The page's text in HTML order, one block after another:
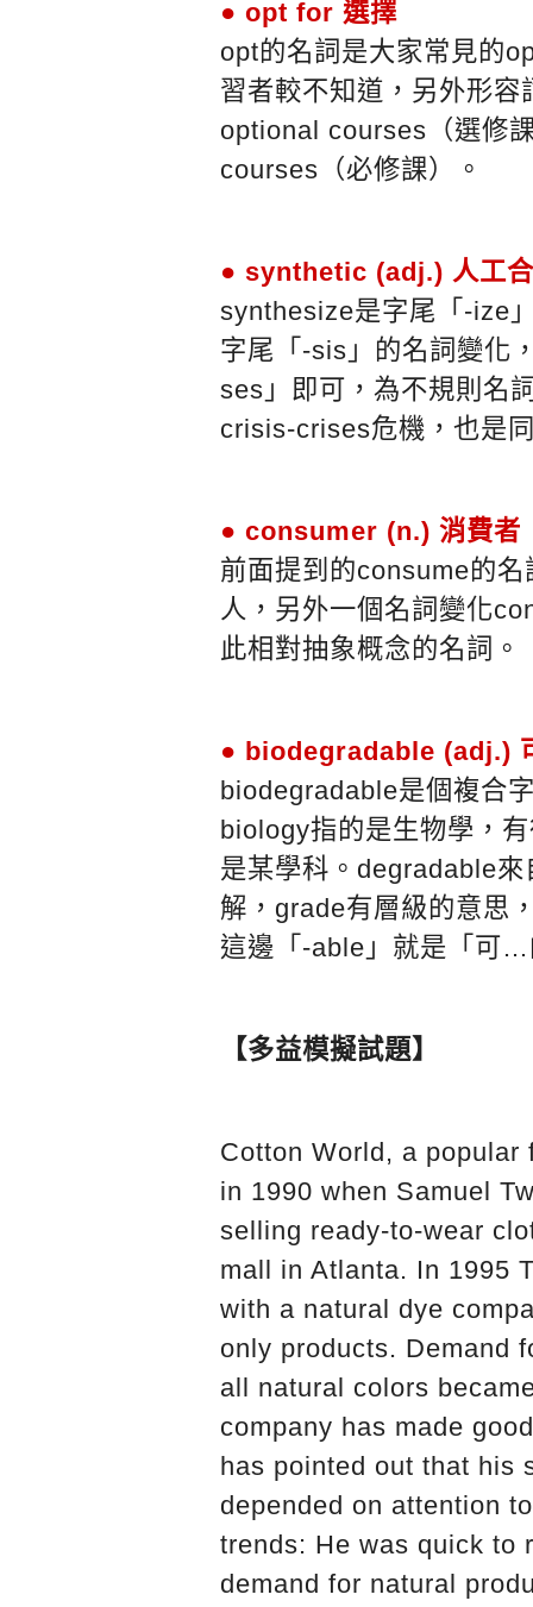
● opt for 選擇
opt的名詞是大家常見的
習者較不知道，另外形
optional courses（選修
courses（必修課）。
● synthetic (adj.) 人工
synthesize是字尾「-ize
字尾「-sis」的名詞變化
ses」即可，為不規則名
crisis-crises危機，也是
● consumer (n.) 消費者
前面提到的consume的
人，另外一個名詞變化
此相對抽象概念的名詞。
● biodegradable (adj.)
biodegradable是個複合
biology指的是生物學，
是某學科。degradable
解，grade有層級的意思
這邊「-able」就是「可
【多益模擬試題】
Cotton World, a popular
in 1990 when Samuel
selling ready-to-wear
mall in Atlanta. In 1995
with a natural dye
only products. Demand
all natural colors
company has made
has pointed out that his
depended on attention
trends: He was quick to
demand for natural